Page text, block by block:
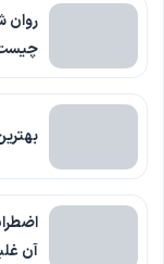
روان
بهترین
آن